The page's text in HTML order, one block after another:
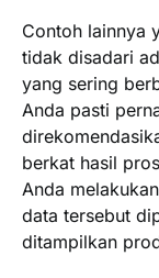
Contoh lainnya
tidak disadari
yang sering
Anda pasti
berkat hasil
Anda
data tersebut
ditampilkan